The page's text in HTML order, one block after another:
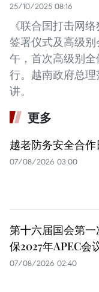
25/10/2025 08:16
《联合国打击网
签署仪式及高级别
午，首次高级别
行。越南政府总
讲。
更多
越老防务安全合
07/08/2026 03:00
第十六届国会第
保2027年APEC会
07/08/2026 02:40